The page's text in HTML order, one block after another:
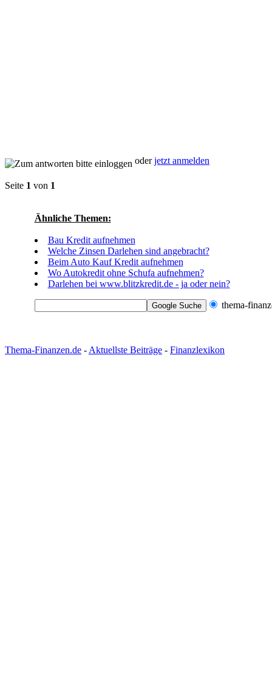
oderjetzt anmelden
Seite 1 von 1
Ähnliche Themen:
Bau Kredit aufnehmen
Welche Zinsen Darlehen sind angebracht?
Beim Auto Kauf Kredit aufnehmen
Wo Autokredit ohne Schufa aufnehmen?
Darlehen bei www.blitzkredit.de - ja oder nein?
thema-
Thema-Finanzen.de - Aktuellste Beiträge - Finanzlexikon